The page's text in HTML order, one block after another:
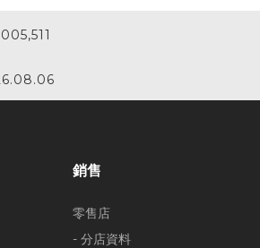
銷售
零售店
- 分店資料